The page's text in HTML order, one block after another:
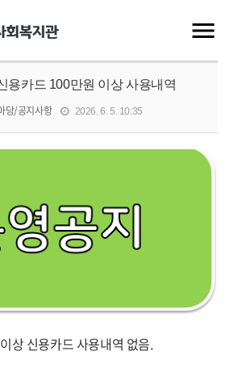
용카드 100만원 이상 사용내역
당/공지사항 2026. 6. 5. 10:35
상 신용카드 사용내역 없음.